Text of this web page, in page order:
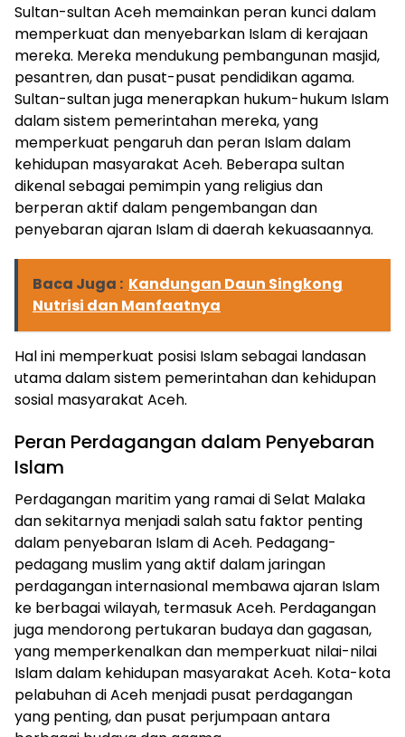
Sultan-sultan Aceh memainkan peran kunci dalam
memperkuat dan menyebarkan Islam di kerajaan
mereka. Mereka mendukung pembangunan masjid,
pesantren, dan pusat-pusat pendidikan agama.
Sultan-sultan juga menerapkan hukum-hukum Islam
dalam sistem pemerintahan mereka, yang
memperkuat pengaruh dan peran Islam dalam
kehidupan masyarakat Aceh. Beberapa sultan
dikenal sebagai pemimpin yang religius dan
berperan aktif dalam pengembangan dan
penyebaran ajaran Islam di daerah kekuasaannya.
Baca Juga : Kandungan Daun Singkong
Nutrisi dan Manfaatnya
Hal ini memperkuat posisi Islam sebagai landasan
utama dalam sistem pemerintahan dan kehidupan
sosial masyarakat Aceh.
Peran Perdagangan dalam Penyebaran
Islam
Perdagangan maritim yang ramai di Selat Malaka
dan sekitarnya menjadi salah satu faktor penting
dalam penyebaran Islam di Aceh. Pedagang-
pedagang muslim yang aktif dalam jaringan
perdagangan internasional membawa ajaran Islam
ke berbagai wilayah, termasuk Aceh. Perdagangan
juga mendorong pertukaran budaya dan gagasan,
yang memperkenalkan dan memperkuat nilai-nilai
Islam dalam kehidupan masyarakat Aceh. Kota-kota
pelabuhan di Aceh menjadi pusat perdagangan
yang penting, dan pusat perjumpaan antara